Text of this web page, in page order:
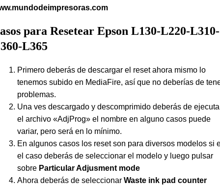
para Resetear Epson L130-L220-L310-
L365
Primero deberás de descargar el reset ahora mismo lo
tenemos subido en MediaFire, así que no deberías de
problemas.
Una ves descargado y descomprimido deberás de
el archivo «AdjProg» el nombre en alguno casos puede
variar, pero será en lo mínimo.
En algunos casos los reset son para diversos modelos si
el caso deberás de seleccionar el modelo y luego pulsar
sobre Particular Adjusment mode
Ahora deberás de seleccionar Waste ink pad counter